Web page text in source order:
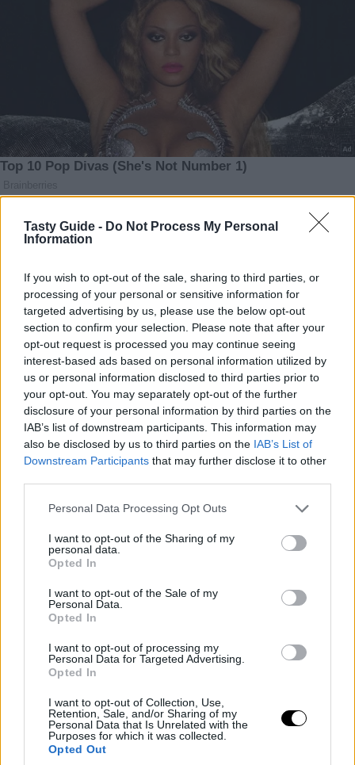
Tasty Guide - Do Not Process My Personal
Information
If you wish to opt-out of the sale, sharing to third parties, or
processing of your personal or sensitive information for
targeted advertising by us, please use the below opt-out
section to confirm your selection. Please note that after your
opt-out request is processed you may continue seeing
interest-based ads based on personal information utilized by
us or personal information disclosed to third parties prior to
your opt-out. You may separately opt-out of the further
disclosure of your personal information by third parties on the
IAB’s list of downstream participants. This information may
also be disclosed by us to third parties on the IAB’s List of
Downstream Participants that may further disclose it to other
Please note that this website/app uses one or more Google
not limited to your visit or usage behaviour. You may click to
grant or deny consent to Google and its third-party tags to
use your data for below specified purposes in below Google
consent section.
Personal Data Processing Opt Outs
I want to opt-out of the Sharing of my
personal data.
Opted In
I want to opt-out of the Sale of my
Personal Data.
Opted In
I want to opt-out of processing my
Personal Data for Targeted Advertising.
Opted In
I want to opt-out of Collection, Use,
Retention, Sale, and/or Sharing of my
Personal Data that Is Unrelated with the
Purposes for which it was collected.
Opted Out